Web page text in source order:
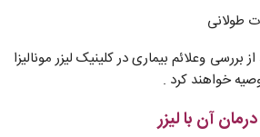
طولانی
وعلائم بیماری در کلینیک لیزر مونالیزا
خواهند کرد .
آن با لیزر